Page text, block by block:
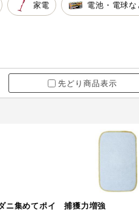
家電 電池・電球な
先どり商品表示
ニ集めてポイ 捕獲力増強